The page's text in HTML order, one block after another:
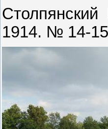
1914. № 14-